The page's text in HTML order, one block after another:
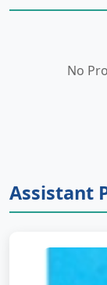
No
Assistant